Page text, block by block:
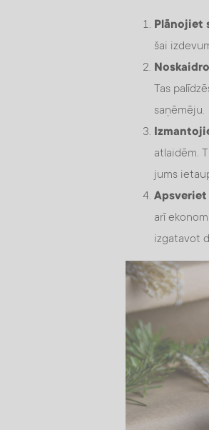
Plānojiet
šai
Tas
saņēmēju.
atlaidēm.
jums
Apsveriet
arī
izgatavot